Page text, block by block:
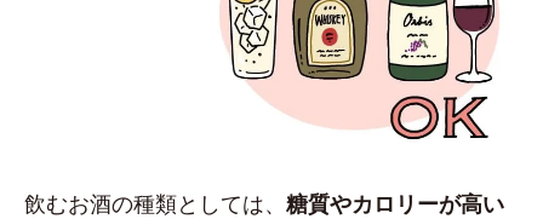
飲むお酒の種類としては、 糖質やカロリーが高い